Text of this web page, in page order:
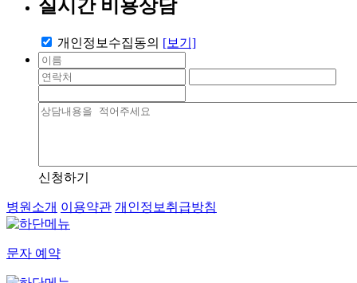
실시간 비용상담
개인정보수집동의 [보기]
신청하기
병원소개 이용약관 개인정보취급방침
문자 예약